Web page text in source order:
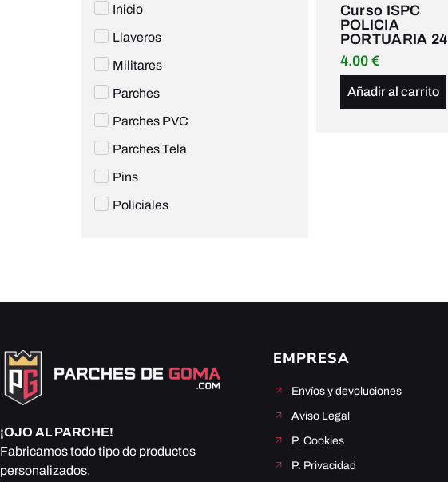
Inicio
Llaveros
Militares
Parches
Parches PVC
Parches Tela
Pins
Policiales
Curso ISPC
POLICIA
PORTUARIA 24
4.00 €
Añadir al carrito
¡OJO AL PARCHE!
Fabricamos todo tipo de productos
personalizados.
EMPRESA
Envíos y devoluciones
Aviso Legal
P. Cookies
P. Privacidad